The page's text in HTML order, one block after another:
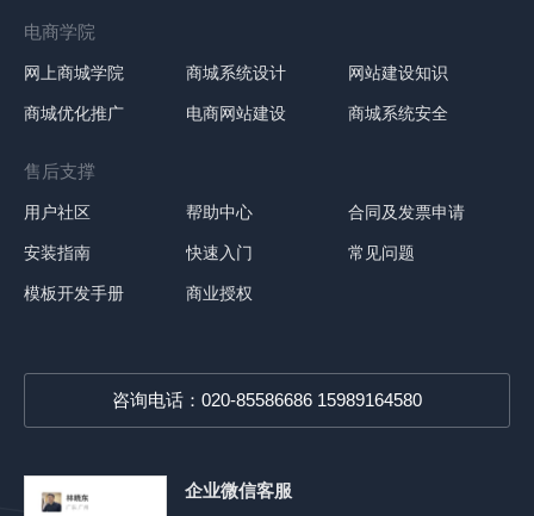
电商学院
网上商城学院 商城系统设计 网站建设知识
商城优化推广 电商网站建设 商城系统安全
售后支撑
用户社区 帮助中心 合同及发票申请
安装指南 快速入门 常见问题
模板开发手册 商业授权
咨询电话：020-85586686 15989164580
企业微信客服